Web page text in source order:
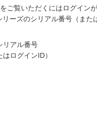
ご覧いただくにはログインが
ーズのシリアル番号（また
リアル番号
はログインID）